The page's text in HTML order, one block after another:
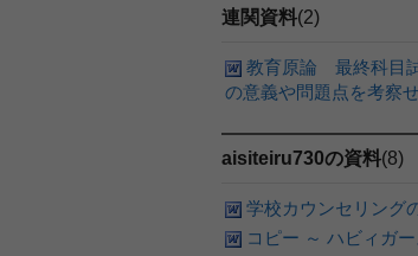
連関資料(2)
教育原論 最終科目
の意義や問題点を考察せ
aisiteiru730の資料(8)
学校カウンセリング
コピー ～ ハビィガ